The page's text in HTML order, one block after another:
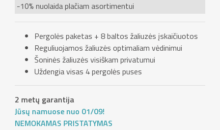
-10% nuolaida plačiam asortimentui
Pergolės paketas + 8 baltos žaliuzės įskaičiuotos
Reguliuojamos žaliuzės optimaliam vėdinimui
Šoninės žaliuzės visiškam privatumui
Uždengia visas 4 pergolės puses
2 metų garantija
Jūsų namuose nuo 01/09!
NEMOKAMAS PRISTATYMAS